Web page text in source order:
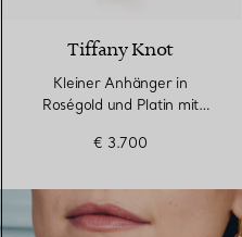
Tiffany Knot
Kleiner Anhänger in
Roségold und Platin mit
€ 3.700